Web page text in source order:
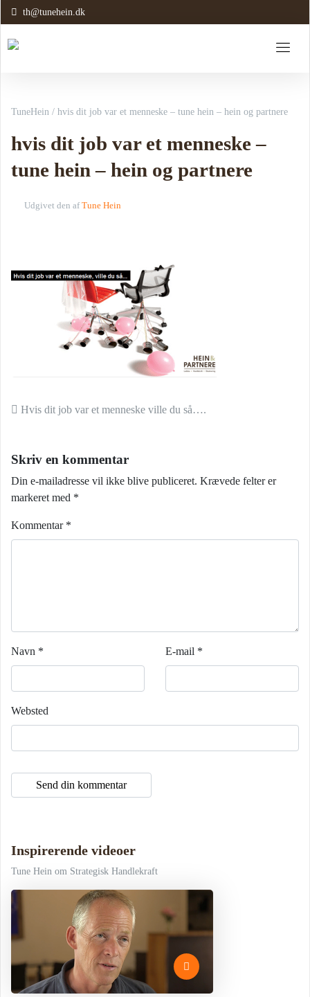
th@tunehein.dk
TuneHein / hvis dit job var et menneske – tune hein – hein og partnere
hvis dit job var et menneske –
tune hein – hein og partnere
Udgivet den af Tune Hein
Indlæg navigation
Hvis dit job var et menneske ville du så….
Skriv en kommentar
Din e-mailadresse vil ikke blive publiceret. Krævede felter er
markeret med *
Kommentar *
Navn * E-mail *
Websted
Inspirerende videoer
Tune Hein om Strategisk Handlekraft